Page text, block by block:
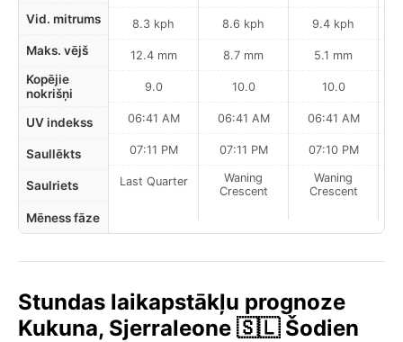
Vid. mitrums
Maks. vējš
Kopējie
nokrišņi
UV indekss
Saullēkts
Saulriets
Mēness fāze
8.3 kph
12.4 mm
9.0
06:41 AM
07:11 PM
Last Quarter
8.6 kph
8.7 mm
10.0
06:41 AM
07:11 PM
Waning
Crescent
9.4 kph
5.1 mm
10.0
06:41 AM
07:10 PM
Waning
Crescent
Stundas laikapstākļu prognoze
Kukuna, Sjerraleone 🇸🇱 Šodien